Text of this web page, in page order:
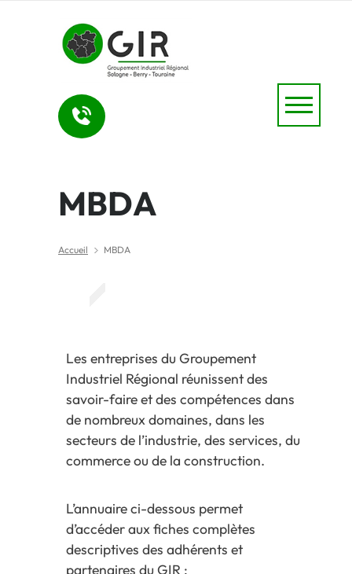
MBDA
Accueil MBDA
Les entreprises du Groupement
Industriel Régional réunissent des
savoir-faire et des compétences dans
de nombreux domaines, dans les
secteurs de l’industrie, des services, du
commerce ou de la construction.
L’annuaire ci-dessous permet
d’accéder aux fiches complètes
descriptives des adhérents et
partenaires du GIR :